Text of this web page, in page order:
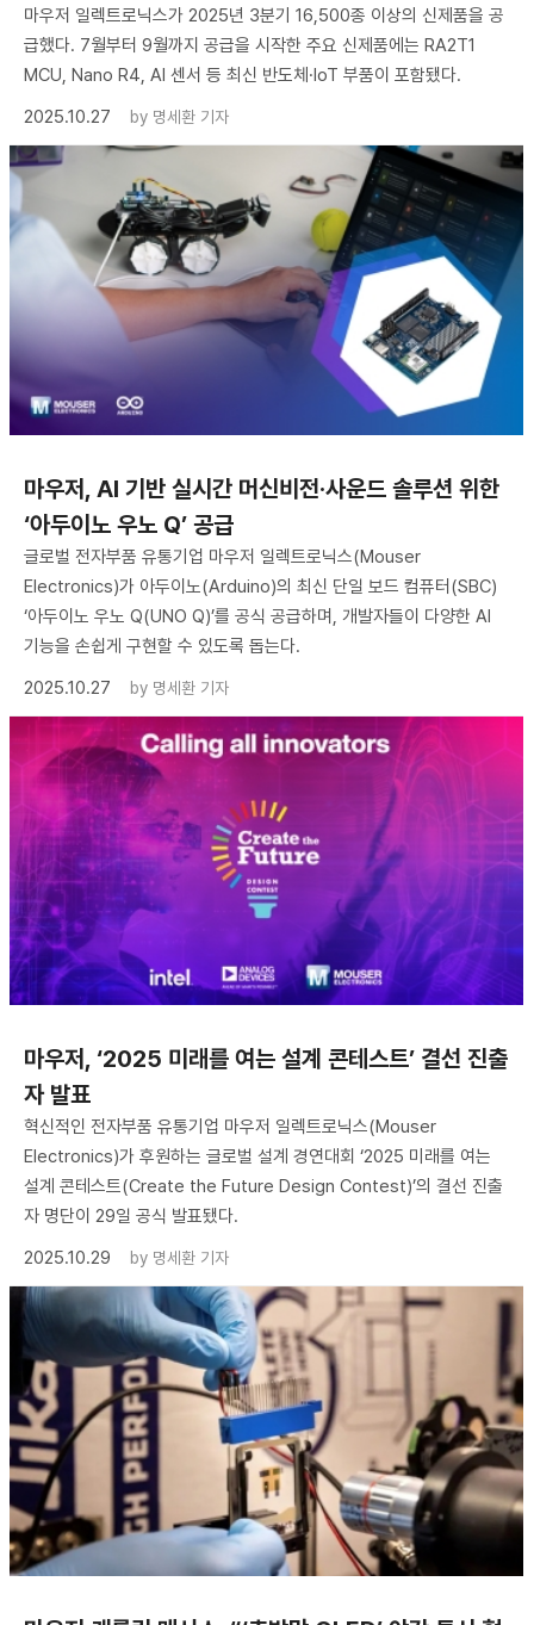
마우저 일렉트로닉스가 2025년 3분기 16,500종 이상의 신제품을 공
급했다. 7월부터 9월까지 공급을 시작한 주요 신제품에는 RA2T1
MCU, Nano R4, AI 센서 등 최신 반도체·IoT 부품이 포함됐다.
2025.10.27
by 명세환 기자
마우저, AI 기반 실시간 머신비전·사운드 솔루션 위한
‘아두이노 우노 Q’ 공급
글로벌 전자부품 유통기업 마우저 일렉트로닉스(Mouser
Electronics)가 아두이노(Arduino)의 최신 단일 보드 컴퓨터(SBC)
‘아두이노 우노 Q(UNO Q)’를 공식 공급하며, 개발자들이 다양한 AI
기능을 손쉽게 구현할 수 있도록 돕는다.
2025.10.27
by 명세환 기자
마우저, ‘2025 미래를 여는 설계 콘테스트’ 결선 진출
자 발표
혁신적인 전자부품 유통기업 마우저 일렉트로닉스(Mouser
Electronics)가 후원하는 글로벌 설계 경연대회 ‘2025 미래를 여는
설계 콘테스트(Create the Future Design Contest)’의 결선 진출
자 명단이 29일 공식 발표됐다.
2025.10.29
by 명세환 기자